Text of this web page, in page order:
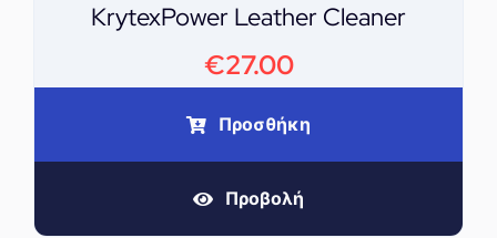
KrytexPower Leather Cleaner
€27.00
Προσθήκη
Προβολή